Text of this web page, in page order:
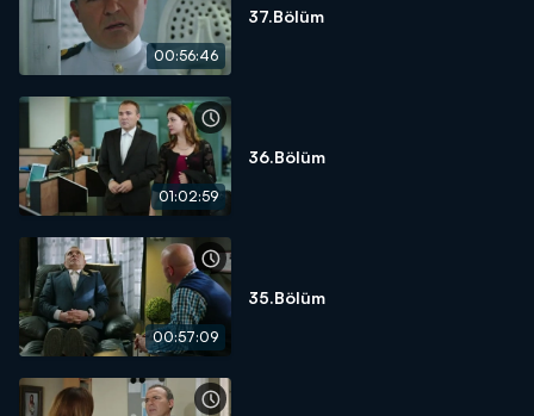
00:56:46
37.Bölüm
01:02:59
36.Bölüm
00:57:09
35.Bölüm